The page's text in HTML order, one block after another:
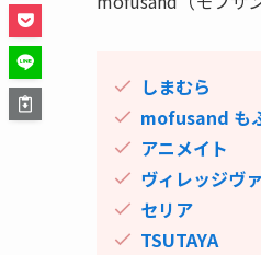
しまむら
mofusand も
アニメイト
ヴィレッジヴ
セリア
TSUTAYA